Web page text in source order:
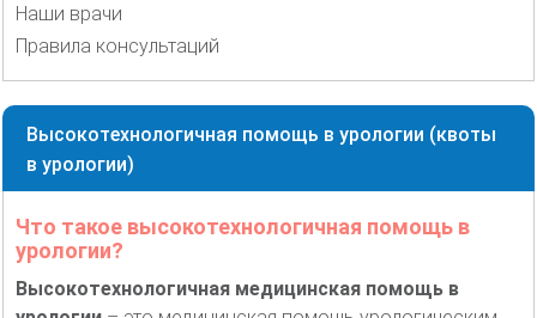
Наши врачи
Правила консультаций
Высокотехнологичная помощь в урологии (квоты
в урологии)
Что такое высокотехнологичная помощь в
урологии?
Высокотехнологичная медицинская помощь в